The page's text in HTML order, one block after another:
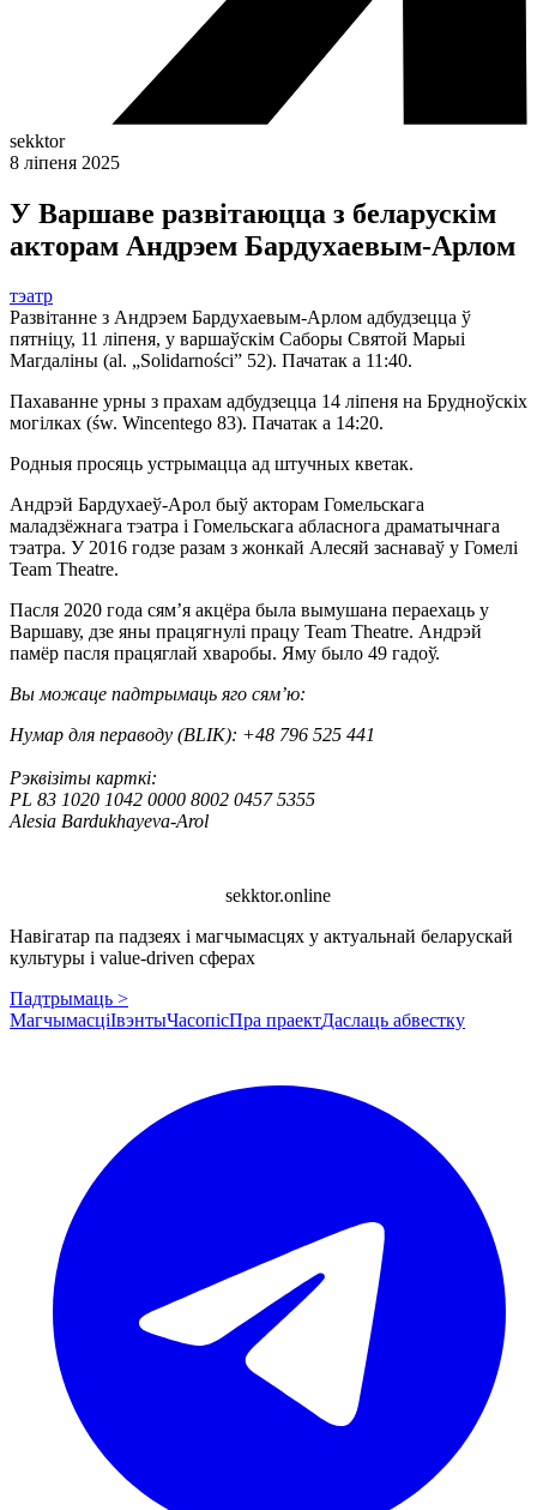
sekktor
8 ліпеня 2025
У Варшаве развітаюцца з беларускім
акторам Андрэем Бардухаевым-Арлом
тэатр
Развітанне з Андрэем Бардухаевым-Арлом адбудзецца ў
пятніцу, 11 ліпеня, у варшаўскім Саборы Святой Марыі
Магдаліны (al. „Solidarności” 52). Пачатак а 11:40.
Пахаванне урны з прахам адбудзецца 14 ліпеня на Брудноўскіх
могілках (św. Wincentego 83). Пачатак а 14:20.
Родныя просяць устрымацца ад штучных кветак.
Андрэй Бардухаеў-Арол быў акторам Гомельскага
маладзёжнага тэатра і Гомельскага абласнога драматычнага
тэатра. У 2016 годзе разам з жонкай Алесяй заснаваў у Гомелі
Team Theatre.
Пасля 2020 года сям’я акцёра была вымушана пераехаць у
Варшаву, дзе яны працягнулі працу Team Theatre. Андрэй
памёр пасля працяглай хваробы. Яму было 49 гадоў.
Вы можаце падтрымаць яго сям’ю:
Нумар для пераводу (BLIK): +48 796 525 441
Рэквізіты карткі:
PL 83 1020 1042 0000 8002 0457 5355
Alesia Bardukhayeva-Arol
sekktor.online
Навігатар па падзеях і магчымасцях у актуальнай беларускай
культуры і value-driven сферах
Падтрымаць >
МагчымасціІвэнтыЧасопісПра праектДаслаць абвестку